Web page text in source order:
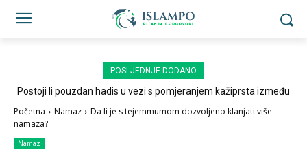
POSLJEDNJE DODANO
Postoji li pouzdan hadis u vezi s pomjeranjem kažiprsta između
Početna Namaz
Da li je s tejemmumom dozvoljeno klanjati više
namaza?
Namaz